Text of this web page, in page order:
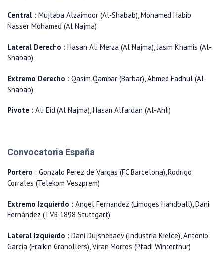
Central : Mujtaba Alzaimoor (Al-Shabab), Mohamed Habib
Nasser Mohamed (Al Najma)
Lateral Derecho : Hasan Ali Merza (Al Najma), Jasim Khamis (Al-
Shabab)
Extremo Derecho : Qasim Qambar (Barbar), Ahmed Fadhul (Al-
Shabab)
Pivote : Ali Eid (Al Najma), Hasan Alfardan (Al-Ahli)
Convocatoria España
Portero : Gonzalo Perez de Vargas (FC Barcelona), Rodrigo
Corrales (Telekom Veszprem)
Extremo Izquierdo : Angel Fernandez (Limoges Handball), Dani
Fernández (TVB 1898 Stuttgart)
Lateral Izquierdo : Dani Dujshebaev (Industria Kielce), Antonio
Garcia (Fraikin Granollers), Viran Morros (Pfadi Winterthur)